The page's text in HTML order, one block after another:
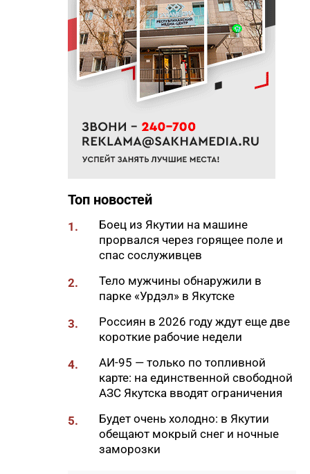
17:45
Слет молодых специалистов
Минтруда Якутии объединил
30 участников из трех
муниципалитетов
17:34
Якутяне подали более 61
тысяч заявлений на получение
17:32
«Точка будущего. Якутия»:
самый масштабный
образовательный проект на
17:22
47 участников из арктических
районов Якутии объединил XI
Молодежный Суглан в
Октемцах
17:17
Гороскоп на выходные 8 и 9
августа 2026 года
17:09
Объемы заправки
увеличились в Южной Якутии
после повышения суточных
лимитов
Девять жителей Якутии
отметили 100-летний юбилей
в первом полугодии 2026 года
Более 120 жителей Якутии с
инвалидностью нашли работу
Топ новостей
1.
Боец из Якутии на машине
прорвался через горящее поле и
спас сослуживцев
2.
Тело мужчины обнаружили в
парке «Урдэл» в Якутске
3.
Россиян в 2026 году ждут еще две
короткие рабочие недели
4.
АИ-95 — только по топливной
карте: на единственной свободной
АЗС Якутска вводят ограничения
5.
Будет очень холодно: в Якутии
обещают мокрый снег и ночные
заморозки